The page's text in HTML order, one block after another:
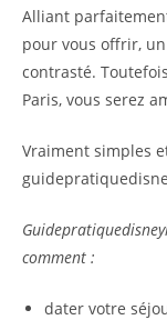
Alliant
pour vous offrir,
contrasté.
Paris, vous serez
Vraiment simples
comment :
dater votre